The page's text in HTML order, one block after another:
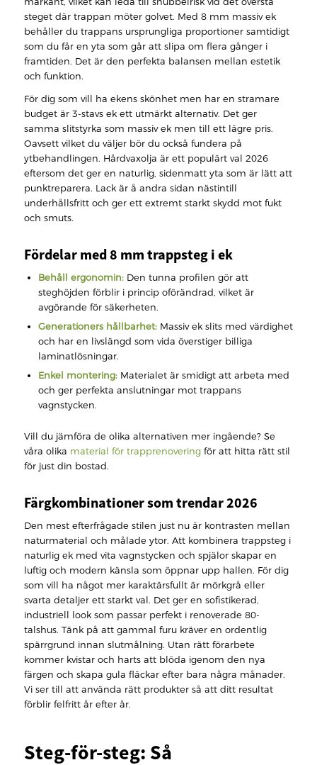
steget där trappan möter golvet. Med 8 mm massiv ek
behåller du trappans ursprungliga proportioner samtidigt
som du får en yta som går att slipa om flera gånger i
framtiden. Det är den perfekta balansen mellan estetik
och funktion.
För dig som vill ha ekens skönhet men har en stramare
budget är 3-stavs ek ett utmärkt alternativ. Det ger
samma slitstyrka som massiv ek men till ett lägre pris.
Oavsett vilket du väljer bör du också fundera på
ytbehandlingen. Hårdvaxolja är ett populärt val 2026
eftersom det ger en naturlig, sidenmatt yta som är lätt att
punktreparera. Lack är å andra sidan nästintill
underhållsfritt och ger ett extremt starkt skydd mot fukt
och smuts.
Fördelar med 8 mm trappsteg i ek
Behåll ergonomin:Den tunna profilen gör att
steghöjden förblir i princip oförändrad, vilket är
avgörande för säkerheten.
Generationers hållbarhet:Massiv ek slits med värdighet
och har en livslängd som vida överstiger billiga
laminatlösningar.
Enkel montering:Materialet är smidigt att arbeta med
och ger perfekta anslutningar mot trappans
vagnstycken.
Vill du jämföra de olika alternativen mer ingående? Se
våra olika material för trapprenoveringför att hitta rätt stil
för just din bostad.
Färgkombinationer som trendar 2026
Den mest efterfrågade stilen just nu är kontrasten mellan
naturmaterial och målade ytor. Att kombinera trappsteg i
naturlig ek med vita vagnstycken och spjälor skapar en
luftig och modern känsla som öppnar upp hallen. För dig
som vill ha något mer karaktärsfullt är mörkgrå eller
svarta detaljer ett starkt val. Det ger en sofistikerad,
industriell look som passar perfekt i renoverade 80-
talshus. Tänk på att gammal furu kräver en ordentlig
spärrgrund innan slutmålning. Utan rätt förarbete
kommer kvistar och harts att blöda igenom den nya
färgen och skapa gula fläckar efter bara några månader.
Vi ser till att använda rätt produkter så att ditt resultat
förblir felfritt år efter år.
Steg-för-steg: Så